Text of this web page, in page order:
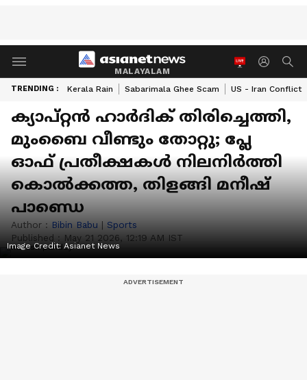
MALAYALAM
TRENDING : Kerala Rain Sabarimala Ghee Scam US - Iran Conflict
ക്യാപ്റ്റൻ ഹാര്‍ദിക് തിരിച്ചെത്തി,
മുംബൈ വീണ്ടും തോറ്റു; പ്ലേ
ഓഫ് പ്രതീക്ഷകൾ നിലനിർത്തി
കൊല്‍ക്കത്ത, തിളങ്ങി മനീഷ്
പാണ്ഡെ
Author : Bibin Babu | Sports
Published : May 21 2026, 12:19 AM IST
Image Credit:Asianet News